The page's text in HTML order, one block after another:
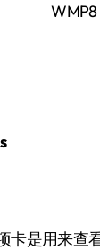
WMP8
是用来查